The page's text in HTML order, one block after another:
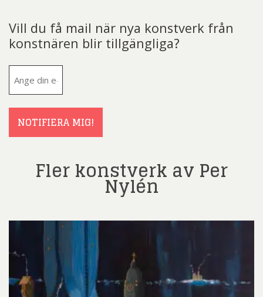
Vill du få mail när nya konstverk från
konstnären blir tillgängliga?
NOTIFIERA MIG!
Fler konstverk av Per
Nylén